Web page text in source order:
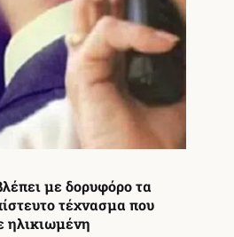
με δορυφόρο τα
τέχνασμα που
ηλικιωμένη